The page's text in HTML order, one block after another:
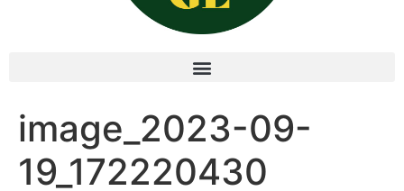
image_2023-09-
19_172220430